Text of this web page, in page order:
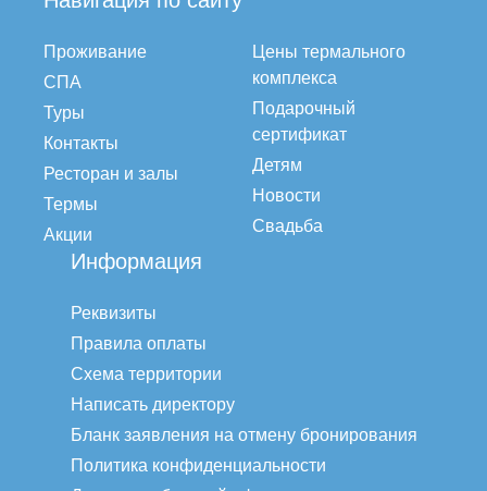
Проживание
СПА
Туры
Контакты
Ресторан и залы
Термы
Акции
Цены термального
комплекса
Подарочный
сертификат
Детям
Новости
Свадьба
Информация
Реквизиты
Правила оплаты
Схема территории
Написать директору
Бланк заявления на отмену бронирования
Политика конфиденциальности